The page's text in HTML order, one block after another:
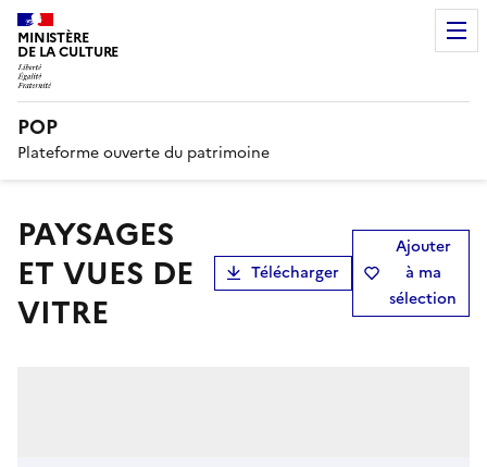
MINISTÈRE
DE LA CULTURE
POP
Plateforme ouverte du patrimoine
PAYSAGES
ET VUES DE
VITRE
Télécharger
Ajouter
à ma
sélection